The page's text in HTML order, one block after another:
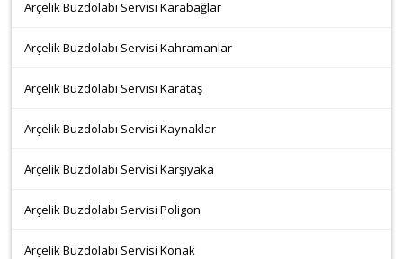
Arçelik Buzdolabı Servisi Karabağlar
Arçelik Buzdolabı Servisi Kahramanlar
Arçelik Buzdolabı Servisi Karataş
Arçelik Buzdolabı Servisi Kaynaklar
Arçelik Buzdolabı Servisi Karşıyaka
Arçelik Buzdolabı Servisi Poligon
Arçelik Buzdolabı Servisi Konak